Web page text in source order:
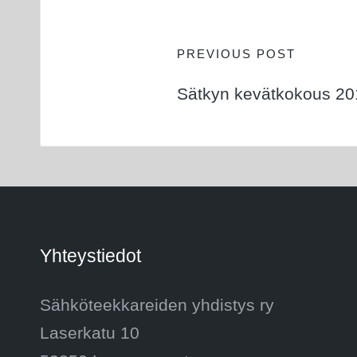
Post
navigation
PREVIOUS POST
Sätkyn kevätkokous
Yhteystiedot
Sähköteekkareiden yhdistys ry
Laserkatu 10